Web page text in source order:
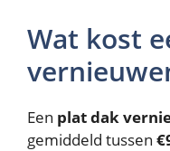
Wat kost
Een plat dak
gemiddeld tussen